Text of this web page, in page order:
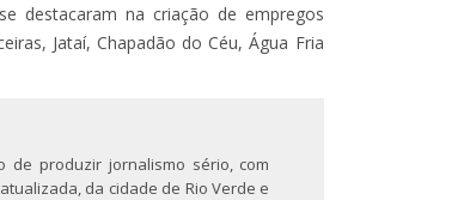
destacaram na criação de empregos
Jataí, Chapadão do Céu, Água Fria
de produzir jornalismo sério, com
da cidade de Rio Verde e